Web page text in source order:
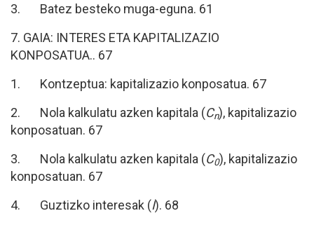
3. Batez besteko muga-eguna. 61
7. GAIA: INTERES ETA KAPITALIZAZIO
KONPOSATUA.. 67
1. Kontzeptua: kapitalizazio konposatua. 67
2. Nola kalkulatu azken kapitala (Cn), kapitalizazio
konposatuan. 67
3. Nola kalkulatu azken kapitala (C0), kapitalizazio
konposatuan. 67
4. Guztizko interesak (I). 68